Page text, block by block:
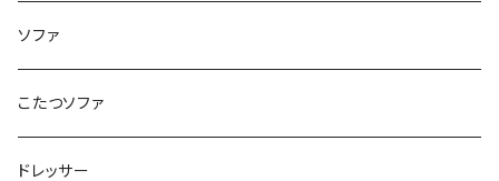
ソファ
こたつソファ
ドレッサー